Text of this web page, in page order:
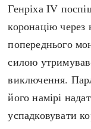
Регіони
Австралія
Азія
Америка
А(нта)рктика
Африка
Європа
Генріха IV
коронацію через
попереднього
силою
виключення.
його намірі
успадковувати